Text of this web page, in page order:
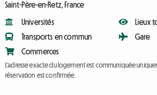
Saint-Père-en-Retz, France
Universités
Transports en commun
Commerces
Lieux
Gare
L'adresse exacte du logement est communiquée
réservation est confirmée.